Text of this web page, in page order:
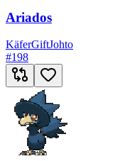
Ariados
KäferGiftJohto
#198